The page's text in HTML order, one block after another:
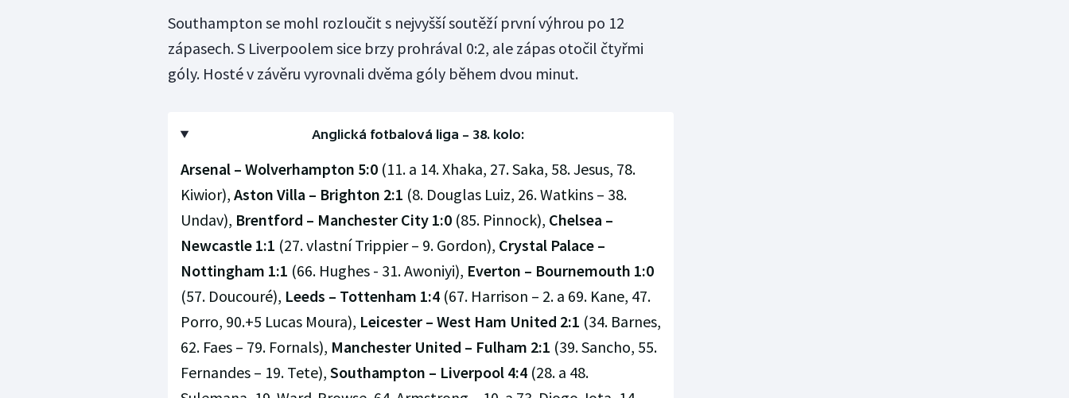
Southampton se mohl rozloučit s nejvyšší soutěží první výhrou po 12
zápasech. S Liverpoolem sice brzy prohrával 0:2, ale zápas otočil čtyřmi
góly. Hosté v závěru vyrovnali dvěma góly během dvou minut.
Anglická fotbalová liga – 38. kolo:
Arsenal – Wolverhampton 5:0(11. a 14. Xhaka, 27. Saka, 58. Jesus, 78.
Kiwior), Aston Villa – Brighton 2:1 (8. Douglas Luiz, 26. Watkins – 38.
Undav), Brentford – Manchester City 1:0(85. Pinnock), Chelsea –
Newcastle 1:1 (27. vlastní Trippier – 9. Gordon), Crystal Palace –
Nottingham 1:1 (66. Hughes - 31. Awoniyi), Everton – Bournemouth 1:0
(57. Doucouré), Leeds – Tottenham 1:4(67. Harrison – 2. a 69. Kane, 47.
Porro, 90.+5 Lucas Moura), Leicester – West Ham United 2:1 (34. Barnes,
62. Faes – 79. Fornals), Manchester United – Fulham 2:1 (39. Sancho, 55.
Fernandes – 19. Tete), Southampton – Liverpool 4:4(28. a 48.